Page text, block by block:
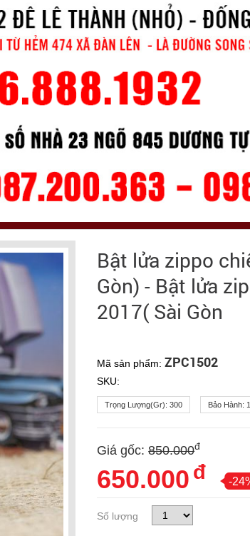
Bật lửa zippo
Gòn) - Bật lửa
2017( Sài Gòn
Mã sản phẩm:ZPC1502
SKU:
Trọng Lượng(gr):300 Bảo Hành:
Giá gốc: 850.000đ
650.000 đ -
Số lượng